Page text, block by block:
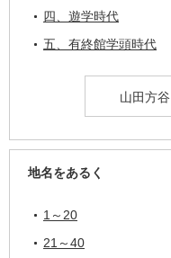
四、遊学時代
五、有終館学頭時代
山田方
地名をあるく
1～20
21～40